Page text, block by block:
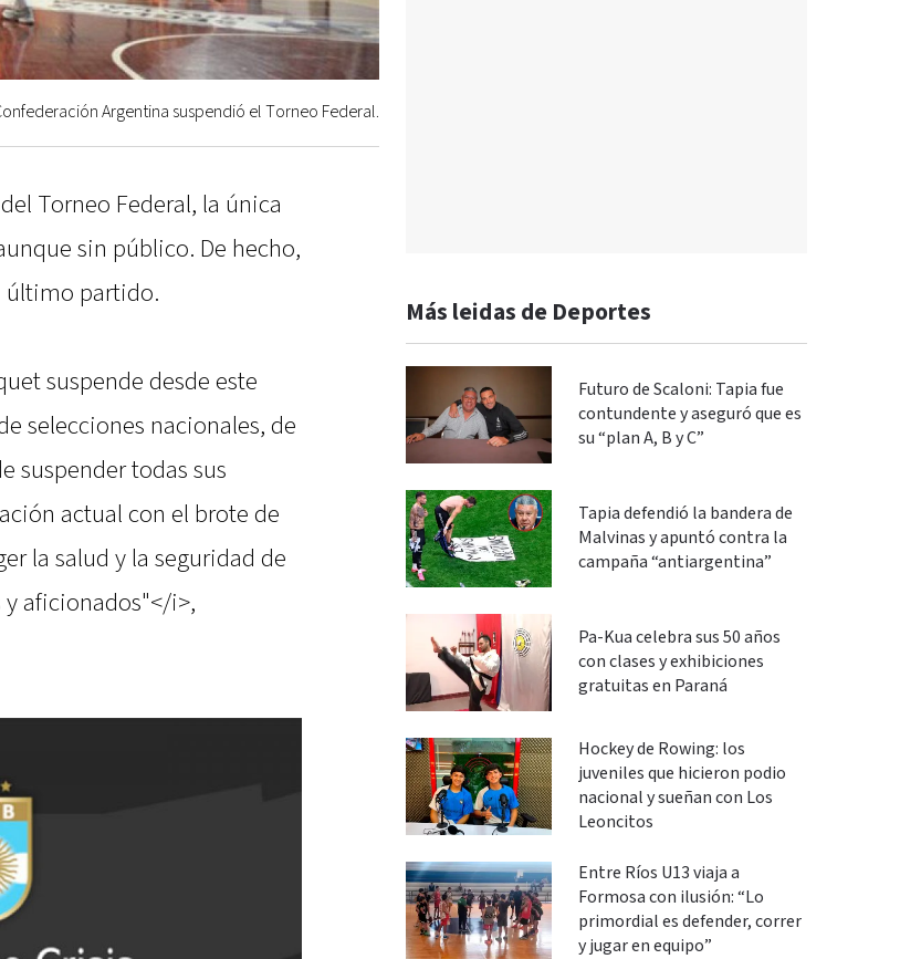
Argentina suspendió el Torneo Federal.
Torneo Federal, la única
sin público. De hecho,
último partido.
suspende desde este
selecciones nacionales, de
suspender todas sus
actual con el brote de
la salud y la seguridad de
aficionados"</i>,
Más leidas de Deportes
Futuro de Scaloni: Tapia fue
contundente y aseguró que es
su “plan A, B y C”
Tapia defendió la bandera de
Malvinas y apuntó contra la
campaña “antiargentina”
Pa-Kua celebra sus 50 años
con clases y exhibiciones
gratuitas en Paraná
Hockey de Rowing: los
juveniles que hicieron podio
nacional y sueñan con Los
Leoncitos
Entre Ríos U13 viaja a
Formosa con ilusión: “Lo
primordial es defender, correr
y jugar en equipo”